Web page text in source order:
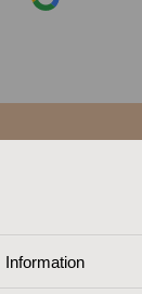
Information